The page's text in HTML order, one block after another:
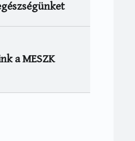
a MESZK